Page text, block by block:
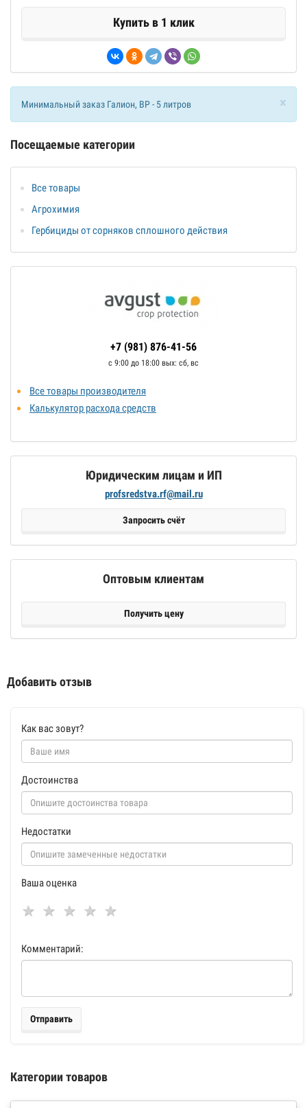
Купить в 1 клик
×
Минимальный заказ Галион, ВР - 5 литров
Посещаемые категории
Все товары
Агрохимия
Гербициды от сорняков сплошного действия
+7 (981) 876-41-56
с 9:00 до 18:00 выx: сб, вс
Все товары производителя
Калькулятор расхода средств
Юридическим лицам и ИП
profsredstva.rf@mail.ru
Запросить счёт
Оптовым клиентам
Получить цену
Добавить отзыв
Как вас зовут?
Достоинства
Недостатки
Ваша оценка
Комментарий:
Отправить
Категории товаров